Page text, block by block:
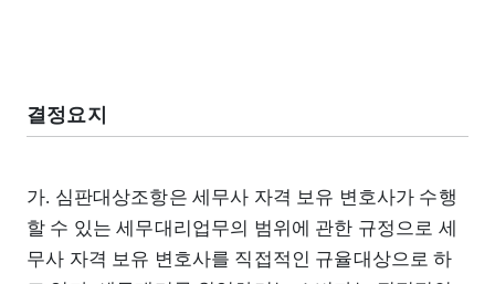
결정요지
가. 심판대상조항은 세무사 자격 보유 변호사가 수행
할 수 있는 세무대리업무의 범위에 관한 규정으로 세
무사 자격 보유 변호사를 직접적인 규율대상으로 하